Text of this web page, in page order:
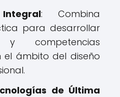
: Combina
para desarrollar
y competencias
el ámbito del diseño
de Última